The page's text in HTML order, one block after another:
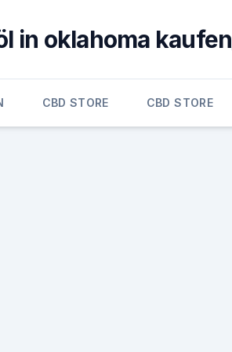
in oklahoma kaufen_
CBD STORE CBD STORE